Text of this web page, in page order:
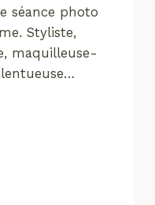
séance photo
Styliste,
maquilleuse-